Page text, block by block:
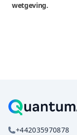
wetgeving.
+442035970878